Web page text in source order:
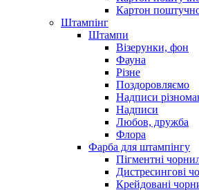
Картон
Штампінг
Штампи
Візерунки, фон
Фауна
Різне
Поздоровляємо
Надписи
Надписи
Любов, дружба
Флора
Фарба для штампінгу
Пігментні
Дистресингові
Крейдовані